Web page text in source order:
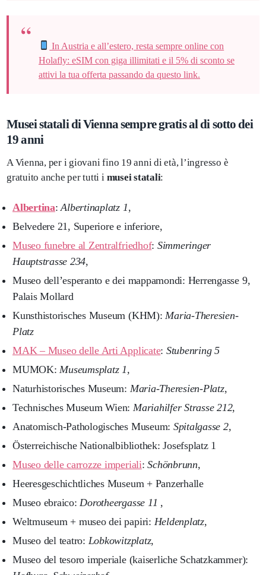
In Austria e all’estero, resta sempre online con
Holafly: eSIM con giga illimitati e il 5% di sconto se
attivi la tua offerta passando da questo link.
Musei statali di Vienna sempre gratis al di sotto dei
19 anni
A Vienna, per i giovani fino 19 anni di età, l’ingresso è
gratuito anche per tutti i musei statali:
Albertina:Albertinaplatz 1,
Belvedere 21, Superiore e inferiore,
Museo funebre al Zentralfriedhof: Simmeringer
Hauptstrasse 234,
Museo dell’esperanto e dei mappamondi: Herrengasse 9,
Palais Mollard
Kunsthistorisches Museum (KHM): Maria-Theresien-
Platz
MAK – Museo delle Arti Applicate: Stubenring 5
MUMOK: Museumsplatz 1,
Naturhistorisches Museum: Maria-Theresien-Platz,
Technisches Museum Wien: Mariahilfer Strasse 212,
Anatomisch-Pathologisches Museum: Spitalgasse 2,
Österreichische Nationalbibliothek: Josefsplatz 1
Museo delle carrozze imperiali:Schönbrunn,
Heeresgeschichtliches Museum + Panzerhalle
Museo ebraico: Dorotheergasse 11 ,
Weltmuseum + museo dei papiri: Heldenplatz,
Museo del teatro: Lobkowitzplatz,
Museo del tesoro imperiale (kaiserliche Schatzkammer):